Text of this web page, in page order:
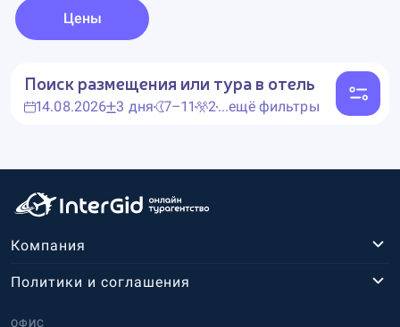
Цены
Поиск размещения или тура в отель
14.08.2026 3 дня 7–11 2...ещё фильтры
Компания
ОФИС
Политики и соглашения